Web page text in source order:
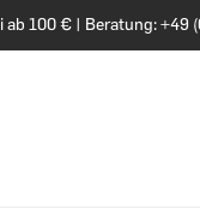
ab 100 € | Beratung: +49